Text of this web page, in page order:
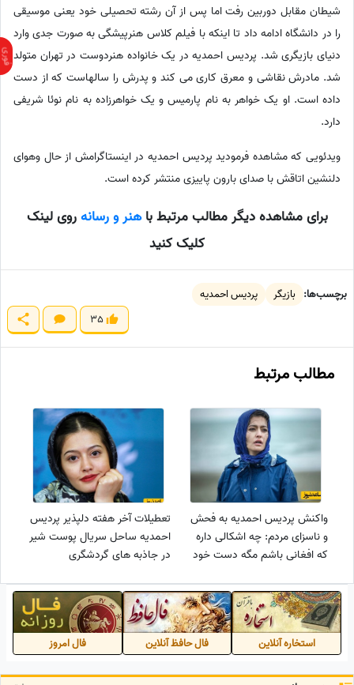
شیطان مقابل دوربین رفت اما پس از آن رشته تحصیلی خود یعنی موسیقی
را در دانشگاه ادامه داد تا اینکه با فیلم کلاس هنرپیشگی به صورت جدی وارد
دنیای بازیگری شد. پردیس احمدیه در یک خانواده هنردوست در تهران متولد
شد. مادرش نقاشی و معرق کاری می کند و پدرش را سالهاست که از دست
داده است. او یک خواهر به نام پارمیس و یک خواهرزاده به نام نوئا شریفی
دارد.
ویدئویی که مشاهده فرمودید پردیس احمدیه در اینستاگرامش از حال وهوای
دلنشین اتاقش با صدای بارون پاییزی منتشر کرده است.
برای مشاهده دیگر مطالب مرتبط باهنر و رسانهروی لینک
کلیک کنید
برچسب‌ها: بازیگر
پردیس احمدیه
35
مطالب مرتبط
واکنش پردیس احمدیه به فحش
و ناسزای مردم: چه اشکالی داره
که افغانی باشم مگه دست خود
تعطیلات آخر هفته دلپذیر پردیس
احمدیه ساحل سریال پوست شیر
در جاذبه های گردشگری
گرد پای ایران نمیرسه
استخاره آنلاین فال حافظ آنلاین فال امروز